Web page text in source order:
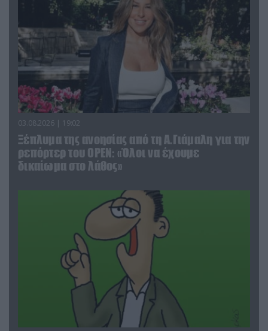
03.08.2026 | 19:02
Ξέπλυμα της ανοησίας από τη Α.Γιάμαλη για την
ρεπόρτερ του ΟΡΕΝ: «Όλοι να έχουμε
δικαίωμα στο λάθος»